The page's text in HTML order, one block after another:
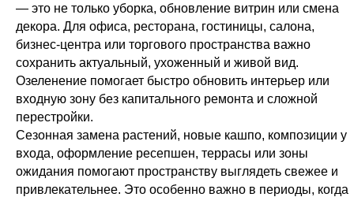
— это не только уборка, обновление витрин или смена
декора. Для офиса, ресторана, гостиницы, салона,
бизнес-центра или торгового пространства важно
сохранить актуальный, ухоженный и живой вид.
Озеленение помогает быстро обновить интерьер или
входную зону без капитального ремонта и сложной
перестройки.
Сезонная замена растений, новые кашпо, композиции у
входа, оформление ресепшен, террасы или зоны
ожидания помогают пространству выглядеть свежее и
привлекательнее. Это особенно важно в периоды, когда